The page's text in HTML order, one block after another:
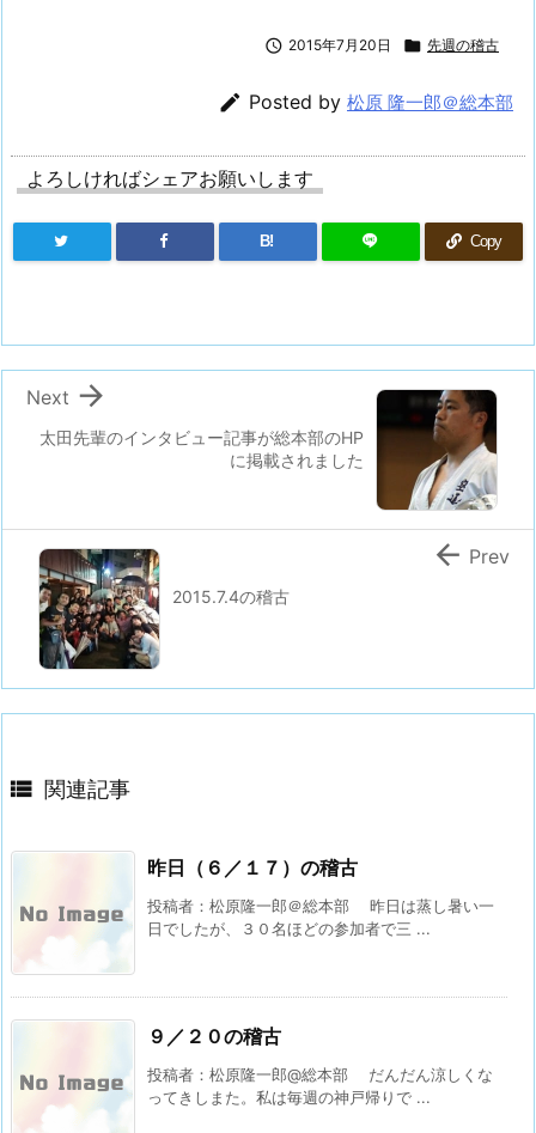
 2015年7月20日  先週の稽古
 Posted by 松原 隆一郎＠総本部
よろしければシェアお願いします
B! Copy
太田先輩のインタビュー記事が総本部のHP
に掲載されました

Next
2015.7.4の稽古
 Prev
 関連記事
昨日（６／１７）の稽古
投稿者：松原隆一郎＠総本部 昨日は蒸し暑い一
日でしたが、３０名ほどの参加者で三 ...
９／２０の稽古
投稿者：松原隆一郎@総本部 だんだん涼しくな
ってきしまた。私は毎週の神戸帰りで ...